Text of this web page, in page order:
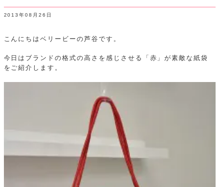
2013年08月26日
こんにちはベリービーの芦谷です。
今日はブランドの格式の高さを感じさせる「赤」が素敵な紙袋
をご紹介します。